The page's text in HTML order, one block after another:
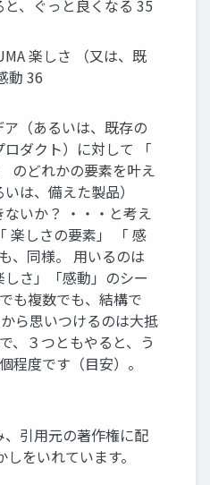
、ぐっと良くなる 35
楽しさ （又は、既
動 36
（あるいは、既存の
ダクト）に対して 「
のどれかの要素を叶え
は、備えた製品）
ないか？ ・・・と考え
楽しさの要素」 「 感
、同様。 用いるのは
しさ」「感動」のシー
も複数でも、結構で
ら思いつけるのは大抵
、３つともやると、う
程度です（目安）。
、引用元の著作権に配
をいれています。